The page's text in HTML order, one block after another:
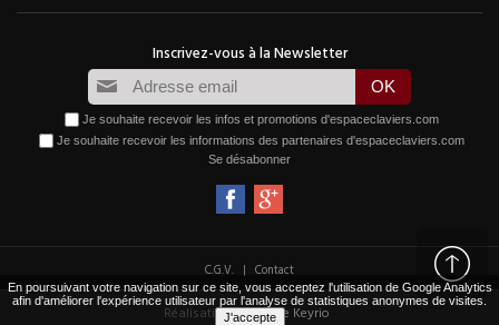
Je souhaite recevoir les infos et promotions d'espaceclaviers.com
Je souhaite recevoir les informations des partenaires d'espaceclaviers.com
Se désabonner
C.G.V. | Contact
Réalisation : Agence Keyrio
En poursuivant votre navigation sur ce site, vous acceptez l'utilisation de Google Analytics
afin d'améliorer l'expérience utilisateur par l'analyse de statistiques anonymes de visites.